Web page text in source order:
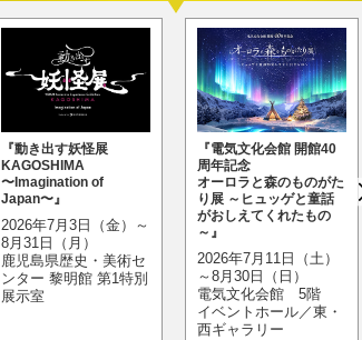
『動き出す妖怪展
KAGOSHIMA
〜Imagination of
Japan〜』
2026年7月3日（金）～
8月31日（月）
鹿児島県歴史・美術セ
ンター 黎明館 第1特別
展示室
『電気文化会館 開館40
周年記念
オーロラと森のものがた
り展 ～ヒュッゲと童話
がおしえてくれたもの
～』
2026年7月11日（土）
～8月30日（日）
電気文化会館 5階
イベントホール／東・
西ギャラリー